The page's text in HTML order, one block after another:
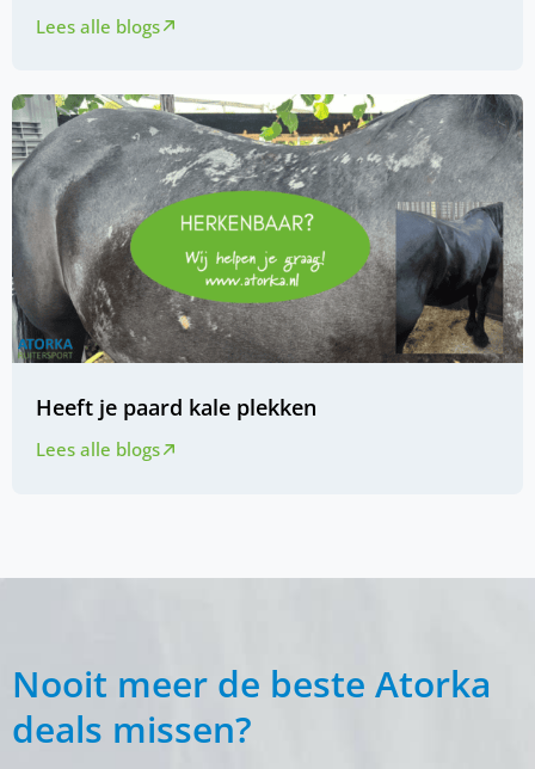
Lees alle blogs
Heeft je paard kale plekken
Lees alle blogs
Nooit meer de beste Atorka
deals missen?